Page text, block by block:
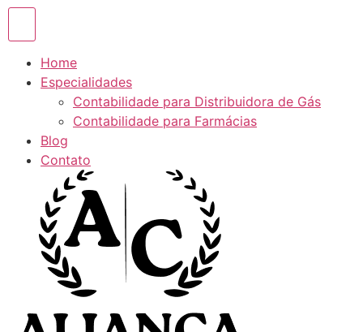
Home
Especialidades
Contabilidade para Distribuidora de Gás
Contabilidade para Farmácias
Blog
Contato